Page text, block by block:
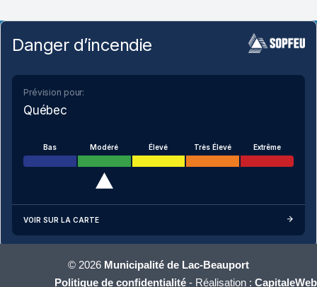
Danger d’incendie
Prévision pour:
Québec
Bas Modéré Élevé Très Élevé Extrême
VOIR SUR LA CARTE
© 2026 Municipalité de Lac-Beauport
Politique de confidentialité - Réalisation : CapitaleWeb